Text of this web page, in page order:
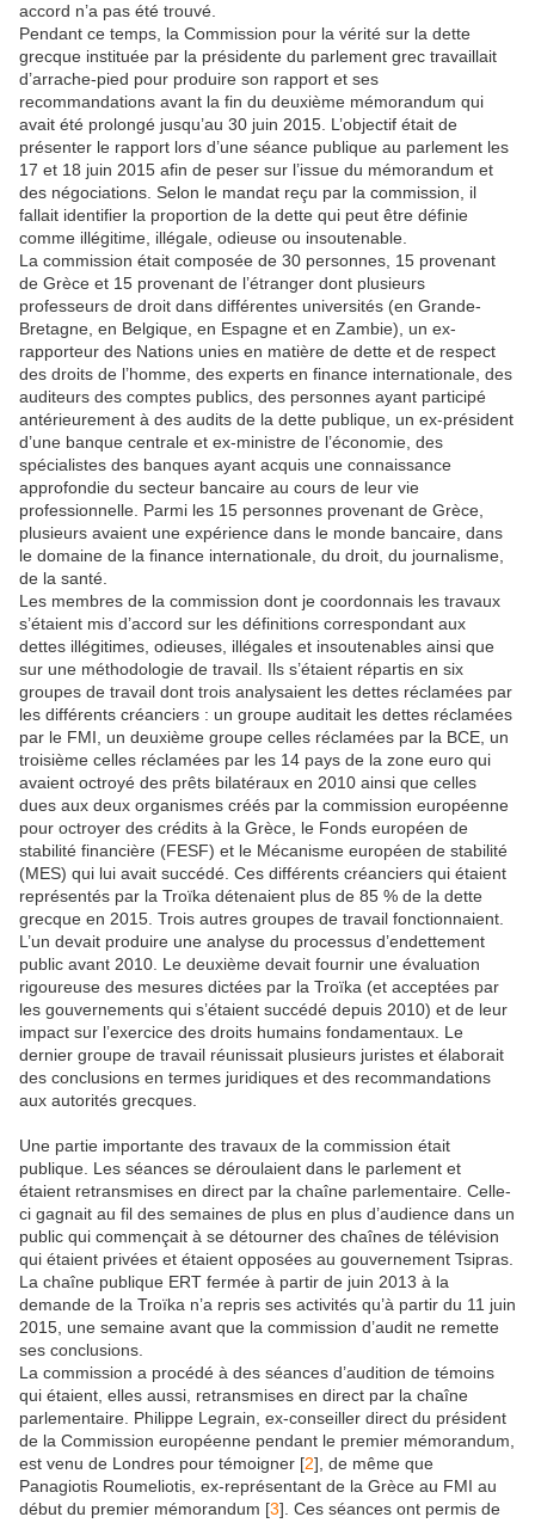
accord n’a pas été trouvé.
Pendant ce temps, la Commission pour la vérité sur la dette
grecque instituée par la présidente du parlement grec travaillait
d’arrache-pied pour produire son rapport et ses
recommandations avant la fin du deuxième mémorandum qui
avait été prolongé jusqu’au 30 juin 2015. L’objectif était de
présenter le rapport lors d’une séance publique au parlement les
17 et 18 juin 2015 afin de peser sur l’issue du mémorandum et
des négociations. Selon le mandat reçu par la commission, il
fallait identifier la proportion de la dette qui peut être définie
comme illégitime, illégale, odieuse ou insoutenable.
La commission était composée de 30 personnes, 15 provenant
de Grèce et 15 provenant de l’étranger dont plusieurs
professeurs de droit dans différentes universités (en Grande-
Bretagne, en Belgique, en Espagne et en Zambie), un ex-
rapporteur des Nations unies en matière de dette et de respect
des droits de l’homme, des experts en finance internationale, des
auditeurs des comptes publics, des personnes ayant participé
antérieurement à des audits de la dette publique, un ex-président
d’une banque centrale et ex-ministre de l’économie, des
spécialistes des banques ayant acquis une connaissance
approfondie du secteur bancaire au cours de leur vie
professionnelle. Parmi les 15 personnes provenant de Grèce,
plusieurs avaient une expérience dans le monde bancaire, dans
le domaine de la finance internationale, du droit, du journalisme,
de la santé.
Les membres de la commission dont je coordonnais les travaux
s’étaient mis d’accord sur les définitions correspondant aux
dettes illégitimes, odieuses, illégales et insoutenables ainsi que
sur une méthodologie de travail. Ils s’étaient répartis en six
groupes de travail dont trois analysaient les dettes réclamées par
les différents créanciers : un groupe auditait les dettes réclamées
par le FMI , un deuxième groupe celles réclamées par la BCE , un
troisième celles réclamées par les 14 pays de la zone euro qui
avaient octroyé des prêts bilatéraux en 2010 ainsi que celles
dues aux deux organismes créés par la commission européenne
pour octroyer des crédits à la Grèce, le Fonds européen de
stabilité financière (FESF) et le Mécanisme européen de stabilité
(MES) qui lui avait succédé. Ces différents créanciers qui étaient
représentés par la Troïka détenaient plus de 85 % de la dette
grecque en 2015. Trois autres groupes de travail fonctionnaient.
L’un devait produire une analyse du processus d’endettement
public avant 2010. Le deuxième devait fournir une évaluation
rigoureuse des mesures dictées par la Troïka (et acceptées par
les gouvernements qui s’étaient succédé depuis 2010) et de leur
impact sur l’exercice des droits humains fondamentaux. Le
dernier groupe de travail réunissait plusieurs juristes et élaborait
des conclusions en termes juridiques et des recommandations
aux autorités grecques.
Une partie importante des travaux de la commission était
publique. Les séances se déroulaient dans le parlement et
étaient retransmises en direct par la chaîne parlementaire. Celle-
ci gagnait au fil des semaines de plus en plus d’audience dans un
public qui commençait à se détourner des chaînes de télévision
qui étaient privées et étaient opposées au gouvernement Tsipras.
La chaîne publique ERT fermée à partir de juin 2013 à la
demande de la Troïka n’a repris ses activités qu’à partir du 11 juin
2015, une semaine avant que la commission d’audit ne remette
ses conclusions.
La commission a procédé à des séances d’audition de témoins
qui étaient, elles aussi, retransmises en direct par la chaîne
parlementaire. Philippe Legrain, ex-conseiller direct du président
de la Commission européenne pendant le premier mémorandum,
est venu de Londres pour témoigner [2] , de même que
Panagiotis Roumeliotis, ex-représentant de la Grèce au FMI au
début du premier mémorandum [3] . Ces séances ont permis de